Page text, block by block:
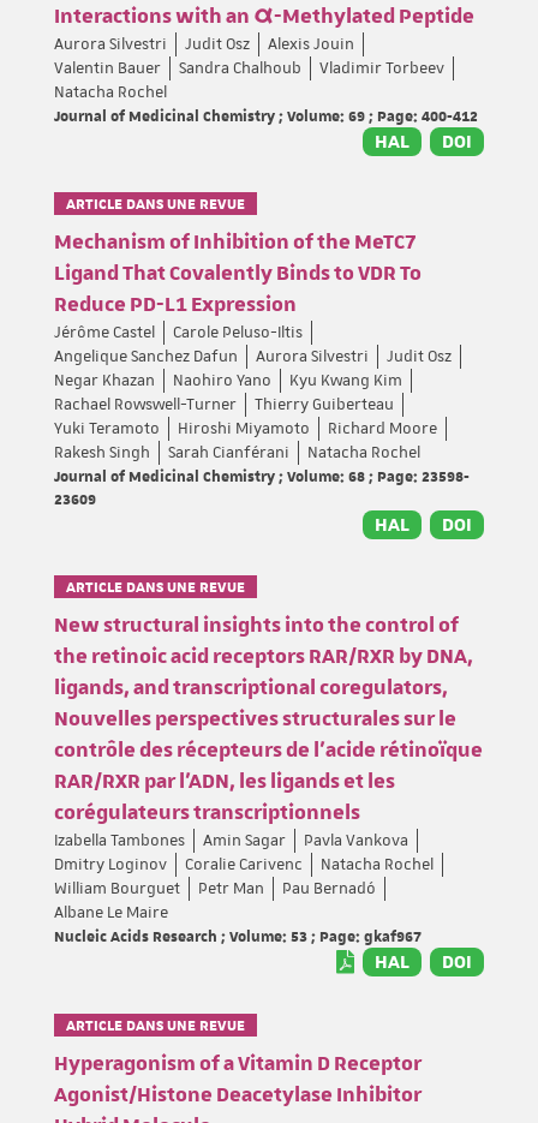
Interactions with an α-Methylated Peptide
Aurora Silvestri Judit Osz
Alexis Jouin
Valentin Bauer
Sandra Chalhoub
Vladimir Torbeev
Natacha Rochel
Journal of Medicinal Chemistry ; Volume: 69 ; Page: 400-412
HAL DOI
ARTICLE DANS UNE REVUE
Mechanism of Inhibition of the MeTC7
Ligand That Covalently Binds to VDR To
Reduce PD-L1 Expression
Jérôme Castel
Carole Peluso-Iltis
Angelique Sanchez Dafun
Aurora Silvestri
Judit Osz
Negar Khazan
Naohiro Yano
Kyu Kwang Kim
Rachael Rowswell-Turner
Thierry Guiberteau
Yuki Teramoto
Hiroshi Miyamoto
Richard Moore
Rakesh Singh
Sarah Cianférani
Natacha Rochel
Journal of Medicinal Chemistry ; Volume: 68 ; Page: 23598-
23609
HAL DOI
ARTICLE DANS UNE REVUE
New structural insights into the control of
the retinoic acid receptors RAR/RXR by DNA,
ligands, and transcriptional coregulators,
Nouvelles perspectives structurales sur le
contrôle des récepteurs de l'acide rétinoïque
RAR/RXR par l'ADN, les ligands et les
corégulateurs transcriptionnels
Izabella Tambones Amin Sagar
Pavla Vankova
Dmitry Loginov
Coralie Carivenc
Natacha Rochel
William Bourguet
Petr Man
Pau Bernadó
Albane Le Maire
Nucleic Acids Research ; Volume: 53 ; Page: gkaf967
HAL DOI
ARTICLE DANS UNE REVUE
Hyperagonism of a Vitamin D Receptor
Agonist/Histone Deacetylase Inhibitor